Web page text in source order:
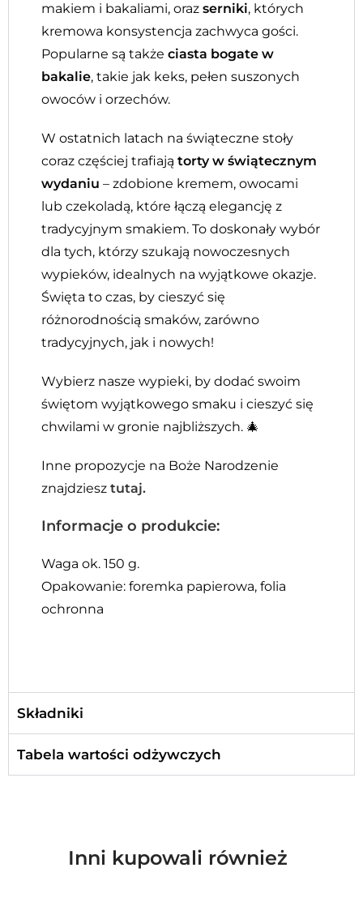
makiem i bakaliami, oraz serniki, których
kremowa konsystencja zachwyca gości.
Popularne są także ciasta bogate w
bakalie, takie jak keks, pełen suszonych
owoców i orzechów.
W ostatnich latach na świąteczne stoły
coraz częściej trafiają torty w świątecznym
wydaniu – zdobione kremem, owocami
lub czekoladą, które łączą elegancję z
tradycyjnym smakiem. To doskonały wybór
dla tych, którzy szukają nowoczesnych
wypieków, idealnych na wyjątkowe okazje.
Święta to czas, by cieszyć się
różnorodnością smaków, zarówno
tradycyjnych, jak i nowych!
Wybierz nasze wypieki, by dodać swoim
świętom wyjątkowego smaku i cieszyć się
chwilami w gronie najbliższych. 🎄
Inne propozycje na Boże Narodzenie
znajdziesz tutaj.
Informacje o produkcie:
Waga ok. 150 g.
Opakowanie: foremka papierowa, folia
ochronna
Składniki
Tabela wartości odżywczych
Inni kupowali również